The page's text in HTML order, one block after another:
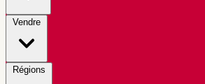
Vendre
Régions